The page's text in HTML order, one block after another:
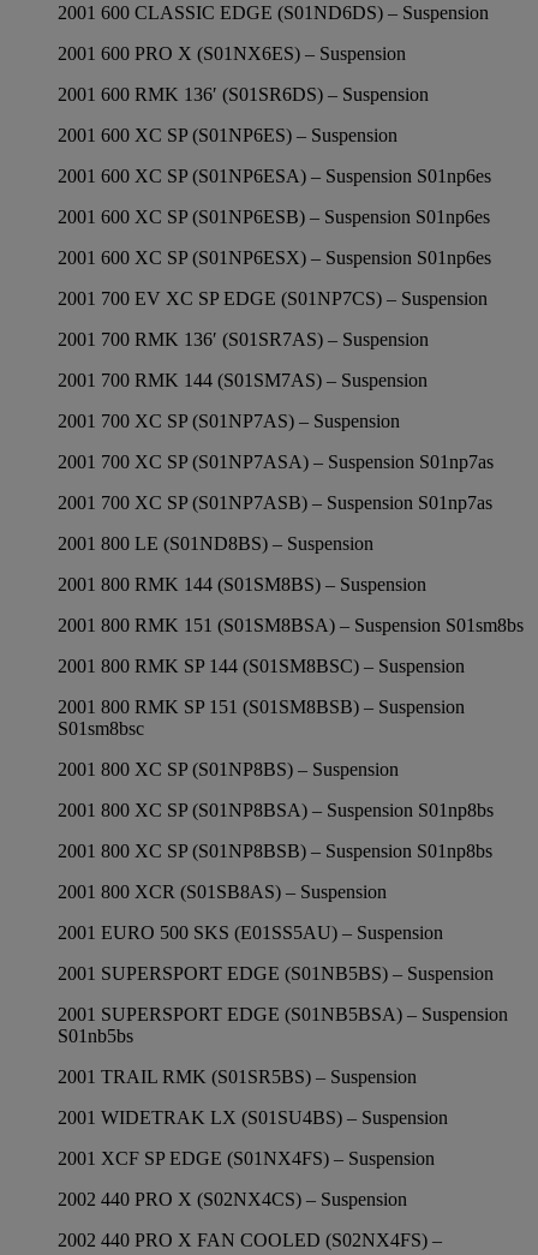
2001 600 CLASSIC EDGE (S01ND6DS) – Suspension
2001 600 PRO X (S01NX6ES) – Suspension
2001 600 RMK 136′ (S01SR6DS) – Suspension
2001 600 XC SP (S01NP6ES) – Suspension
2001 600 XC SP (S01NP6ESA) – Suspension S01np6es
2001 600 XC SP (S01NP6ESB) – Suspension S01np6es
2001 600 XC SP (S01NP6ESX) – Suspension S01np6es
2001 700 EV XC SP EDGE (S01NP7CS) – Suspension
2001 700 RMK 136′ (S01SR7AS) – Suspension
2001 700 RMK 144 (S01SM7AS) – Suspension
2001 700 XC SP (S01NP7AS) – Suspension
2001 700 XC SP (S01NP7ASA) – Suspension S01np7as
2001 700 XC SP (S01NP7ASB) – Suspension S01np7as
2001 800 LE (S01ND8BS) – Suspension
2001 800 RMK 144 (S01SM8BS) – Suspension
2001 800 RMK 151 (S01SM8BSA) – Suspension S01sm8bs
2001 800 RMK SP 144 (S01SM8BSC) – Suspension
2001 800 RMK SP 151 (S01SM8BSB) – Suspension
S01sm8bsc
2001 800 XC SP (S01NP8BS) – Suspension
2001 800 XC SP (S01NP8BSA) – Suspension S01np8bs
2001 800 XC SP (S01NP8BSB) – Suspension S01np8bs
2001 800 XCR (S01SB8AS) – Suspension
2001 EURO 500 SKS (E01SS5AU) – Suspension
2001 SUPERSPORT EDGE (S01NB5BS) – Suspension
2001 SUPERSPORT EDGE (S01NB5BSA) – Suspension
S01nb5bs
2001 TRAIL RMK (S01SR5BS) – Suspension
2001 WIDETRAK LX (S01SU4BS) – Suspension
2001 XCF SP EDGE (S01NX4FS) – Suspension
2002 440 PRO X (S02NX4CS) – Suspension
2002 440 PRO X FAN COOLED (S02NX4FS) –